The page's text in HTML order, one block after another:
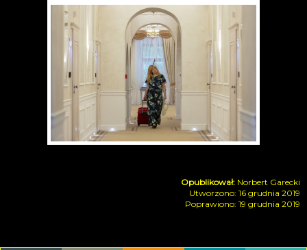
Norbert Garecki
Utworzono: 16 grudnia 2019
Poprawiono: 19 grudnia 2019